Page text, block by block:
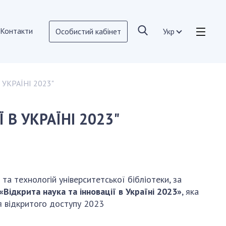
Контакти Особистий кабінет Укр
Нормативні акти НАН України
Публікації та презентації з питань
РОБОЧА ГРУПА НАН УКРАЇНИ
КОНТАКТИ
2023"
УКРАЇНІ 2023"
університетської бібліотеки, за
наука та інновації в Україні 2023», яка
доступу 2023